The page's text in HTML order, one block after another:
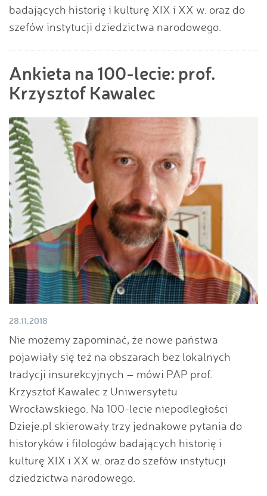
badających historię i kulturę XIX i XX w. oraz do
szefów instytucji dziedzictwa narodowego.
Ankieta na 100-lecie: prof.
Krzysztof Kawalec
28.11.2018
Nie możemy zapominać, że nowe państwa
pojawiały się też na obszarach bez lokalnych
tradycji insurekcyjnych – mówi PAP prof.
Krzysztof Kawalec z Uniwersytetu
Wrocławskiego. Na 100-lecie niepodległości
Dzieje.pl skierowały trzy jednakowe pytania do
historyków i filologów badających historię i
kulturę XIX i XX w. oraz do szefów instytucji
dziedzictwa narodowego.